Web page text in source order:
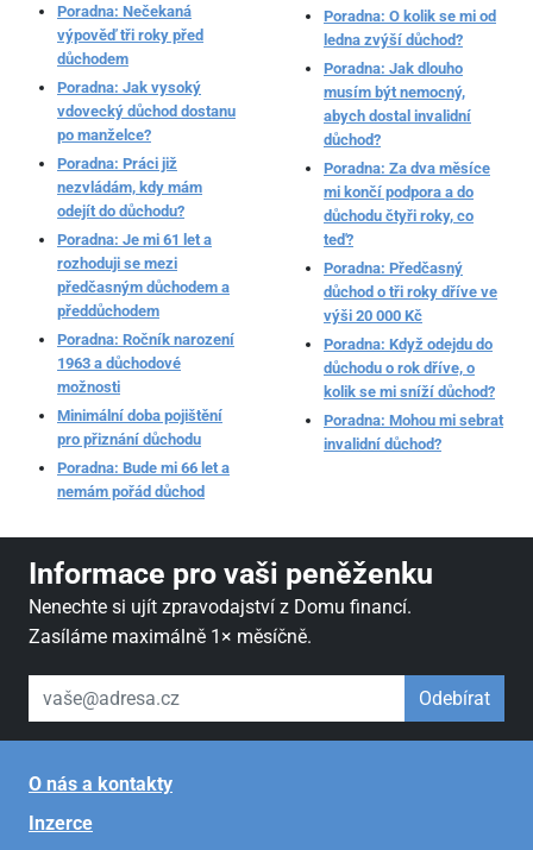
Poradna: Nečekaná
výpověď tři roky před
důchodem
Poradna: Jak vysoký
vdovecký důchod dostanu
po manželce?
Poradna: Práci již
nezvládám, kdy mám
odejít do důchodu?
Poradna: Je mi 61 let a
rozhoduji se mezi
předčasným důchodem a
předdůchodem
Poradna: Ročník narození
1963 a důchodové
možnosti
Minimální doba pojištění
pro přiznání důchodu
Poradna: Bude mi 66 let a
nemám pořád důchod
Poradna: O kolik se mi od
ledna zvýší důchod?
Poradna: Jak dlouho
musím být nemocný,
abych dostal invalidní
důchod?
Poradna: Za dva měsíce
mi končí podpora a do
důchodu čtyři roky, co
teď?
Poradna: Předčasný
důchod o tři roky dříve ve
výši 20 000 Kč
Poradna: Když odejdu do
důchodu o rok dříve, o
kolik se mi sníží důchod?
Poradna: Mohou mi sebrat
invalidní důchod?
Informace pro vaši peněženku
Nenechte si ujít zpravodajství z Domu financí.
Zasíláme maximálně 1× měsíčně.
váš email Odebírat
O nás a kontakty
Inzerce